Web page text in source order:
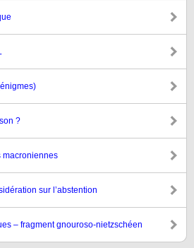
?
macroniennes
sur l’abstention
– fragment gnouroso-nietzschéen